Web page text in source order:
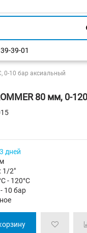
39-01
0-10 бар аксиальный
80 мм, 0-
дней
1/2"
- 120°C
10 бар